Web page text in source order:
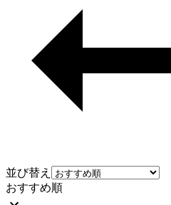
並び替え
おすすめ順